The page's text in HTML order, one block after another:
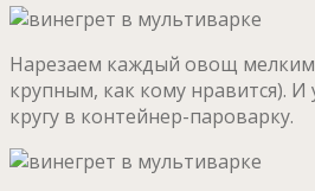
Нарезаем каждый овощ
крупным, как кому нравится).
кругу в контейнер-пароварку.